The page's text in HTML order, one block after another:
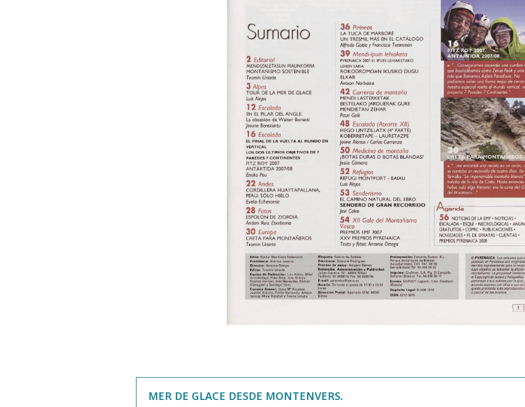
MER DE GLACE DESDE MONTENVERS.